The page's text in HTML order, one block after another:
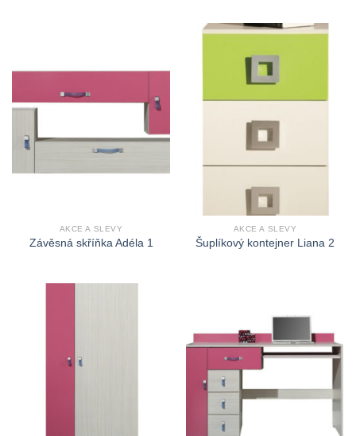
AKCE A SLEVY
Závěsná skříňka Adéla 1
AKCE A SLEVY
Šuplíkový kontejner Liana 2